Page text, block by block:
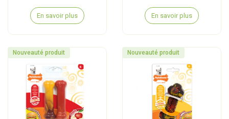
En savoir plus En savoir plus
Nouveauté produit Nouveauté produit